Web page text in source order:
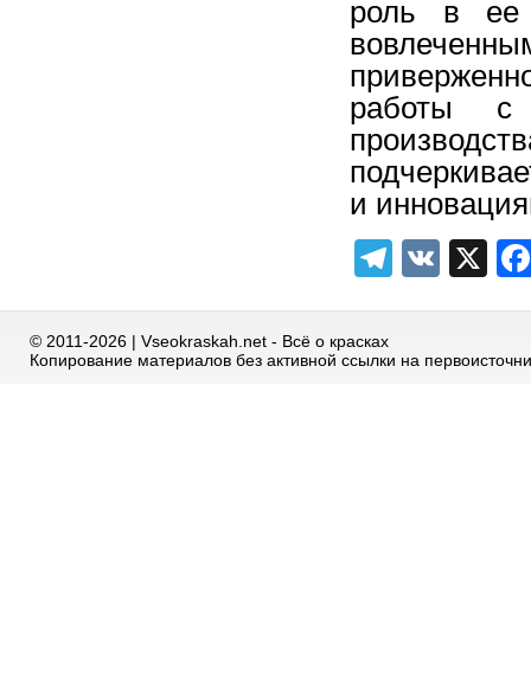
роль в ее
работы с
и
VK X
© 2011-2026 | Vseokraskah.net - Всё о красках
Копирование материалов без активной ссылки на